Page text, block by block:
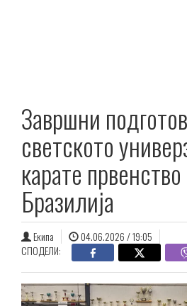
Завршни
светското
карате
Бразилија
Екипа
04.06.2026 / 19:05
СПОДЕЛИ: